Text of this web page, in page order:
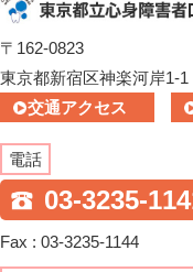
〒162-0823
東京都新宿区神楽河岸1-
交通アクセス
電話
03-3235-
Fax : 03-3235-1144